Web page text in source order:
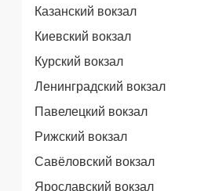
Казанский вокзал
Киевский вокзал
Курский вокзал
Ленинградский вокзал
Павелецкий вокзал
Рижский вокзал
Савёловский вокзал
Ярославский вокзал